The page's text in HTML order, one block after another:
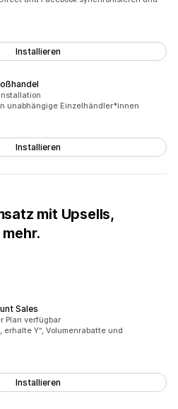
Installieren
unabhängige Einzelhändler*innen
Installieren
mit Upsells,
Sales
Plan verfügbar
erhalte Y“, Volumenrabatte und
Installieren